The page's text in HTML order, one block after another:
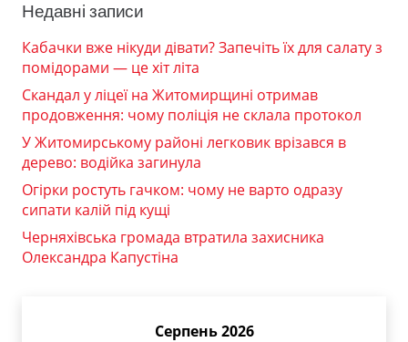
Недавні записи
Кабачки вже нікуди дівати? Запечіть їх для салату з
помідорами — це хіт літа
Скандал у ліцеї на Житомирщині отримав
продовження: чому поліція не склала протокол
У Житомирському районі легковик врізався в
дерево: водійка загинула
Огірки ростуть гачком: чому не варто одразу
сипати калій під кущі
Черняхівська громада втратила захисника
Олександра Капустіна
Серпень 2026